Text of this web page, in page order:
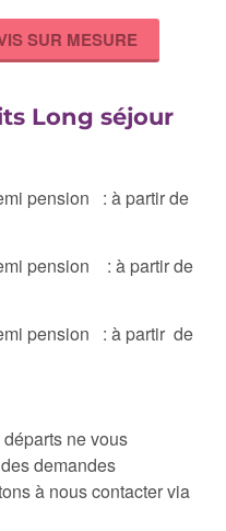
SUR MESURE
Long séjour
pension : à partir de
pension : à partir de
pension : à partir de
ne vous
demandes
à nous contacter via